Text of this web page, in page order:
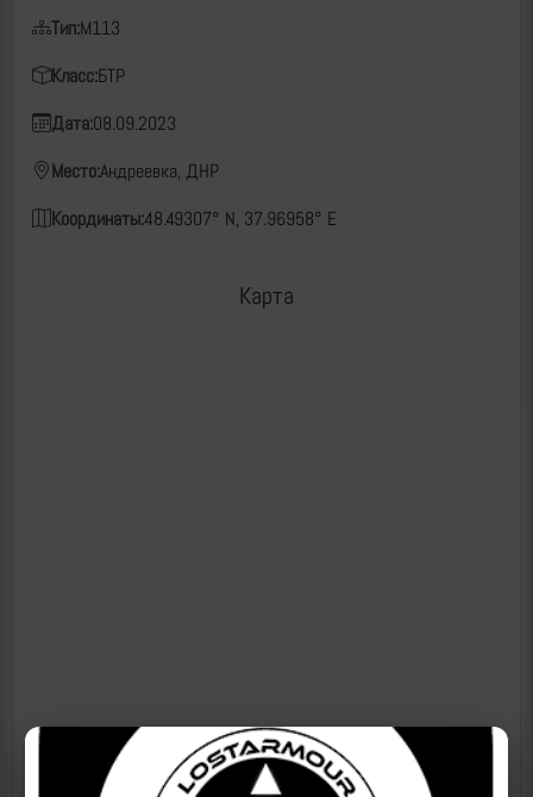
Тип:M113
Класс:БТР
Дата:08.09.2023
Место:Андреевка, ДНР
Координаты:48.49307° N, 37.96958° E
Карта